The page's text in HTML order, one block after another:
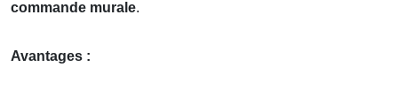
commande murale.
Avantages :